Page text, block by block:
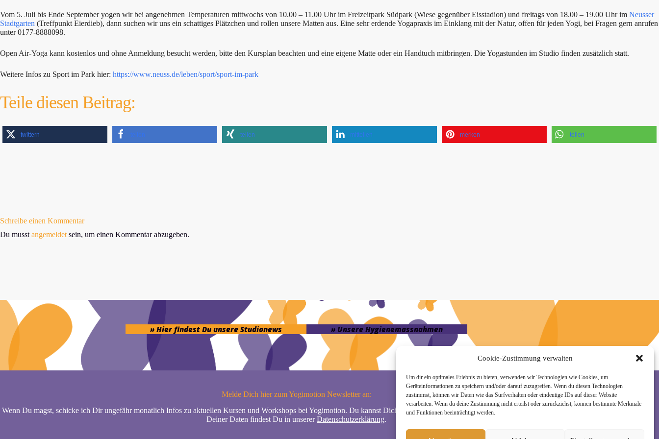
Cookie-Zustimmung verwalten
Um dir ein optimales Erlebnis zu bieten, verwenden wir Technologien wie Cookies, um
Geräteinformationen zu speichern und/oder darauf zuzugreifen. Wenn du diesen Technologien
zustimmst, können wir Daten wie das Surfverhalten oder eindeutige IDs auf dieser Website
verarbeiten. Wenn du deine Zustimmung nicht erteilst oder zurückziehst, können bestimmte Merkmale
und Funktionen beeinträchtigt werden.
Vom 5. Juli bis Ende September yogen wir bei angenehmen Temperaturen mittwochs von 10.00 – 11.00 Uhr im Freizeitpark Südpark (Wiese gegenüber Eisstadion) und freitags von 18.00 – 19.00 Uhr im Neusser
Stadtgarten (Treffpunkt Eierdieb), dann suchen wir uns ein schattiges Plätzchen und rollen unsere Matten aus. Eine sehr erdende Yogapraxis im Einklang mit der Natur, offen für jeden Yogi, bei Fragen gern anrufen
unter 0177-8888098.
Open Air-Yoga kann kostenlos und ohne Anmeldung besucht werden, bitte den Kursplan beachten und eine eigene Matte oder ein Handtuch mitbringen. Die Yogastunden im Studio finden zusätzlich statt.
Weitere Infos zu Sport im Park hier: https://www.neuss.de/leben/sport/sport-im-park
Teile diesen Beitrag:
twittern teilen teilen mitteilen merken teilen
Schreibe einen Kommentar
Du musst angemeldet sein, um einen Kommentar abzugeben.
» Hier findest Du unsere Studionews » Unsere Hygienemassnahmen
Melde Dich hier zum Yogimotion Newsletter an:
Wenn Du magst, schicke ich Dir ungefähr monatlich Infos zu aktuellen Kursen und Workshops bei Yogimotion. Du kannst Dich natürlich jederzeit wieder abmelden. Alle Details zur Nutzung
Deiner Daten findest Du in unsererDatenschutzerklärung.